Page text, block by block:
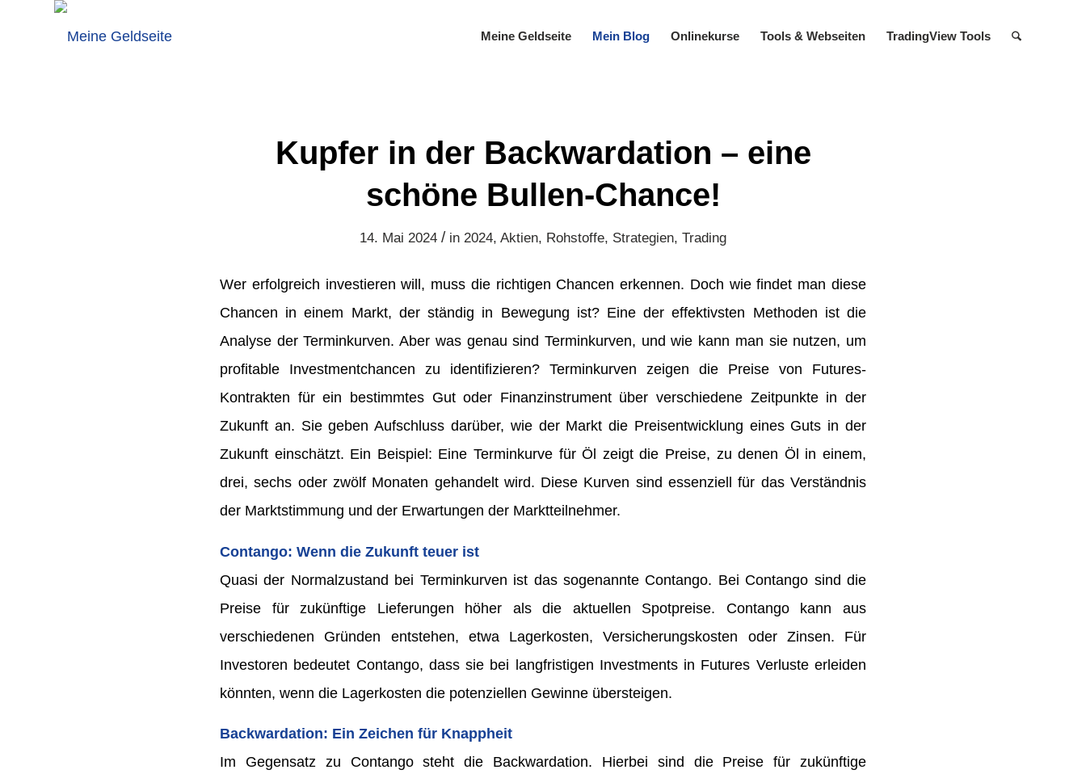
Meine Geldseite Mein Blog Onlinekurse Tools & Web­seiten TradingView Tools
Kupfer in der Backwardation – eine
schöne Bullen-Chance!
14. Mai 2024 / in 2024, Aktien, Rohstoffe, Strategien, Trading
Wer erfolgreich investieren will, muss die richtigen Chancen erkennen. Doch wie findet man diese
Chancen in einem Markt, der ständig in Bewegung ist? Eine der effektivsten Methoden ist die
Analyse der Terminkurven. Aber was genau sind Terminkurven, und wie kann man sie nutzen, um
profitable Investmentchancen zu identifizieren? Terminkurven zeigen die Preise von Futures-
Kontrakten für ein bestimmtes Gut oder Finanzinstrument über verschiedene Zeitpunkte in der
Zukunft an. Sie geben Aufschluss darüber, wie der Markt die Preisentwicklung eines Guts in der
Zukunft einschätzt. Ein Beispiel: Eine Terminkurve für Öl zeigt die Preise, zu denen Öl in einem,
drei, sechs oder zwölf Monaten gehandelt wird. Diese Kurven sind essenziell für das Verständnis
der Marktstimmung und der Erwartungen der Marktteilnehmer.
Contango: Wenn die Zukunft teuer ist
Quasi der Normalzustand bei Terminkurven ist das sogenannte Contango. Bei Contango sind die
Preise für zukünftige Lieferungen höher als die aktuellen Spotpreise. Contango kann aus
verschiedenen Gründen entstehen, etwa Lagerkosten, Versicherungskosten oder Zinsen. Für
Investoren bedeutet Contango, dass sie bei langfristigen Investments in Futures Verluste erleiden
könnten, wenn die Lagerkosten die potenziellen Gewinne übersteigen.
Backwardation: Ein Zeichen für Knappheit
Im Gegensatz zu Contango steht die Backwardation. Hierbei sind die Preise für zukünftige